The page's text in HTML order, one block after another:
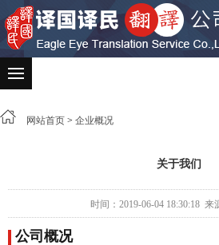
网站首页 > 企业概况
关于我们
时间：2019-06-04 18:30:18 来
公司概况